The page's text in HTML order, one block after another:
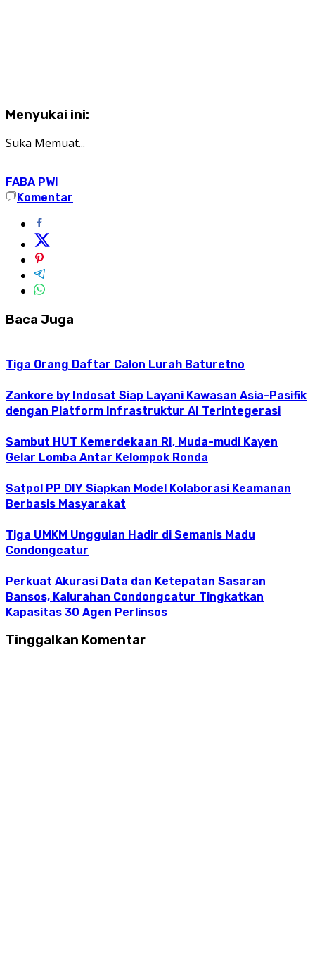
Menyukai ini:
Suka Memuat...
FABA PWI
Komentar
Baca Juga
Tiga Orang Daftar Calon Lurah Baturetno
Zankore by Indosat Siap Layani Kawasan Asia-Pasifik
dengan Platform Infrastruktur AI Terintegerasi
Sambut HUT Kemerdekaan RI, Muda-mudi Kayen
Gelar Lomba Antar Kelompok Ronda
Satpol PP DIY Siapkan Model Kolaborasi Keamanan
Berbasis Masyarakat
Tiga UMKM Unggulan Hadir di Semanis Madu
Condongcatur
Perkuat Akurasi Data dan Ketepatan Sasaran
Bansos, Kalurahan Condongcatur Tingkatkan
Kapasitas 30 Agen Perlinsos
Tinggalkan Komentar